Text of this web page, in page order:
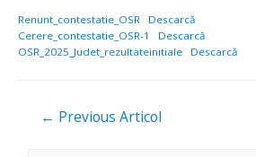
Renunt_contestatie_OSR
Descarcă
Cerere_contestatie_OSR-1
Descarcă
OSR_2025_Judet_rezultateinitiale
Descarcă
Navigare
← Previous Articol